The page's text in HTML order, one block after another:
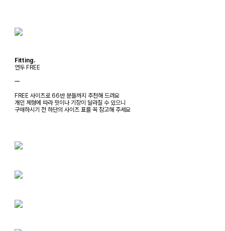
Fitting.
연두 FREE
ㅡ
FREE 사이즈로 66반 분들까지 추천해 드려요
개인 체형에 따라 핏이나 기장이 달라질 수 있으니
구매하시기 전 하단의 사이즈 표를 꼭 참고해 주세요